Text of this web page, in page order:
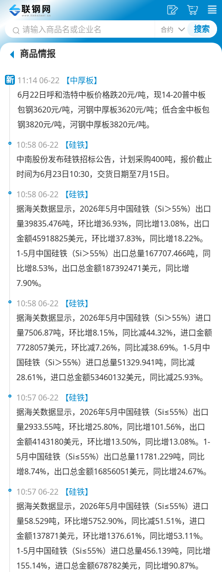
搜索
发
供
采
购
页
商品情报
新 11:14 06-22
【中厚板】
6月22日呼和浩特中板价格跌20元/吨，现14-20普中板
包钢3620元/吨，河钢中厚板3620元/吨；低合金中板包
钢3820元/吨，河钢中厚板3820元/吨。
10:58 06-22
【硅铁】
中南股份发布硅铁招标公告，计划采购400吨，报价截止
时间为6月23日10:30，交货日期至7月15日。
10:58 06-22
【硅铁】
据海关数据显示，2026年5月中国硅铁（Si＞55%）出口
量39835.476吨，环比增36.93%，同比增13.08%，出口
金额45918825美元，环比增37.83%，同比增18.22%。
1-5月中国硅铁（Si＞55%）出口总量167707.466吨，同
比增8.53%，出口总金额187392471美元，同比增
7.90%。
10:58 06-22
【硅铁】
据海关数据显示，2026年5月中国硅铁（Si＞55%）进口
量7506.87吨，环比增8.15%，同比减44.32%，进口金额
7728057美元，环比减7.26%，同比减38.69%。1-5月中
国硅铁（Si＞55%）进口总量51329.941吨，同比减
28.61%，进口总金额53460132美元，同比减25.93%。
10:57 06-22
【硅铁】
据海关数据显示，2026年5月中国硅铁（Si≤55%）出口
量2933.55吨，环比增25.80%，同比增101.56%，出口
金额4143180美元，环比增13.50%，同比增13.08%。1-
5月中国硅铁（Si≤55%）出口总量11781.229吨，同比
增8.74%，出口总金额16856051美元，同比增24.67%。
10:57 06-22
【硅铁】
据海关数据显示，2026年5月中国硅铁（Si≤55%）进口
量58.529吨，环比增5752.90%，同比减51.51%，进口
金额137871美元，环比增1376.61%，同比增53.11%。
1-5月中国硅铁（Si≤55%）进口总量456.139吨，同比增
155.14%，进口总金额678782美元，同比增90.87%。